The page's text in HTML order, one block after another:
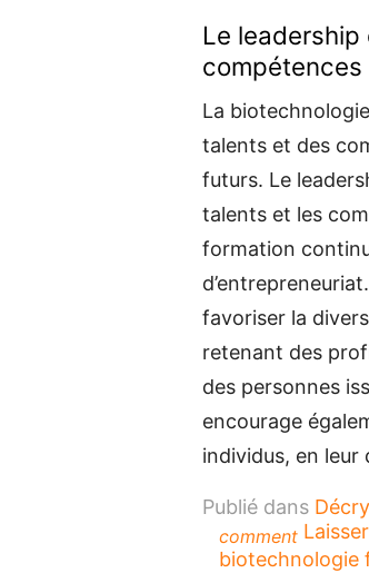
Le
compétences
La
talents et des
futurs. Le
talents et les
formation
favoriser la
retenant des
des personnes
encourage
individus, en
Publié dans
comment
biotechnologie